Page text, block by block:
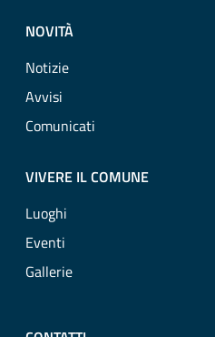
NOVITÀ
Notizie
Avvisi
Comunicati
VIVERE IL COMUNE
Luoghi
Eventi
Gallerie